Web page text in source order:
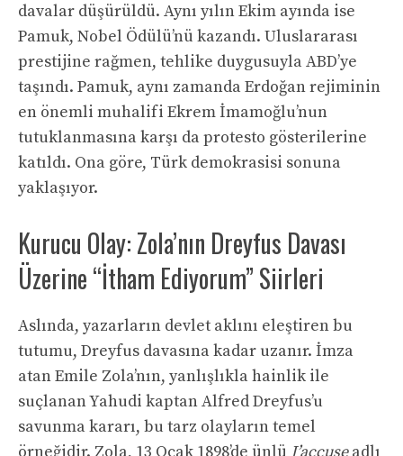
davalar düşürüldü. Aynı yılın Ekim ayında ise
Pamuk, Nobel Ödülü’nü kazandı. Uluslararası
prestijine rağmen, tehlike duygusuyla ABD’ye
taşındı. Pamuk, aynı zamanda Erdoğan rejiminin
en önemli muhalifi Ekrem İmamoğlu’nun
tutuklanmasına karşı da protesto gösterilerine
katıldı. Ona göre, Türk demokrasisi sonuna
yaklaşıyor.
Kurucu Olay: Zola’nın Dreyfus Davası
Üzerine “İtham Ediyorum” Siirleri
Aslında, yazarların devlet aklını eleştiren bu
tutumu, Dreyfus davasına kadar uzanır. İmza
atan Emile Zola’nın, yanlışlıkla hainlik ile
suçlanan Yahudi kaptan Alfred Dreyfus’u
savunma kararı, bu tarz olayların temel